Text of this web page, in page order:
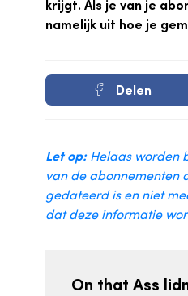
krijgt. Als je van je
namelijk uit hoe je
Delen
Let op:Helaas worden
van de abonnementen
gedateerd is en niet
dat deze informatie
On that Ass